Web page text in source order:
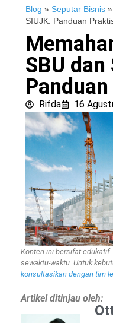
Blog » Seputar Bisnis »
SIUJK: Panduan
SBU dan
Rifda 16
Konten ini bersifat
sewaktu-waktu. Untuk
konsultasikan dengan tim
Artikel ditinjau oleh: